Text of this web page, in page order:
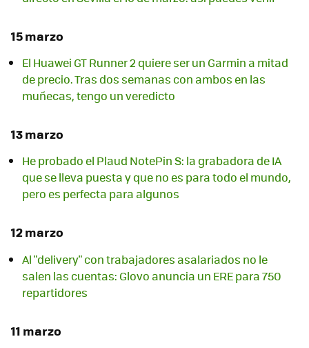
15 marzo
El Huawei GT Runner 2 quiere ser un Garmin a mitad
de precio. Tras dos semanas con ambos en las
muñecas, tengo un veredicto
13 marzo
He probado el Plaud NotePin S: la grabadora de IA
que se lleva puesta y que no es para todo el mundo,
pero es perfecta para algunos
12 marzo
Al "delivery" con trabajadores asalariados no le
salen las cuentas: Glovo anuncia un ERE para 750
repartidores
11 marzo